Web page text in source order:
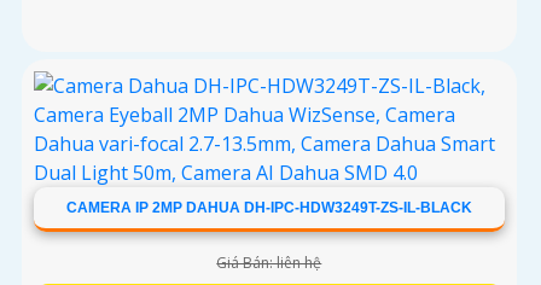
CAMERA IP 2MP DAHUA DH-IPC-HDW3249T-ZS-IL-BLACK
Giá Bán: liên hệ